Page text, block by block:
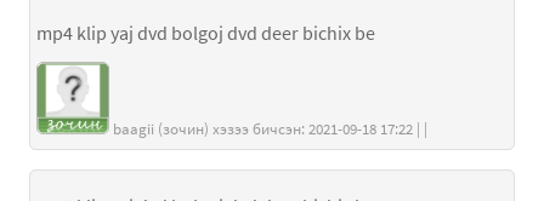
mp4 klip yaj dvd bolgoj dvd deer bichix be
baagii (зочин) хэзээ бичсэн: 2021-09-18 17:22 | |